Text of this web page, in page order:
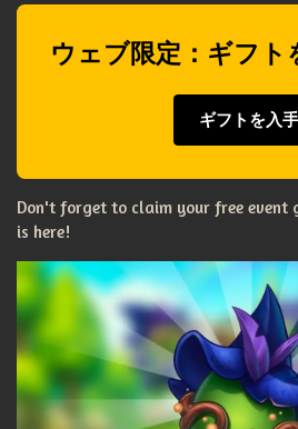
ウェブ限定：ギフト
ギフトを入手
Don't forget to claim your free event
is here!